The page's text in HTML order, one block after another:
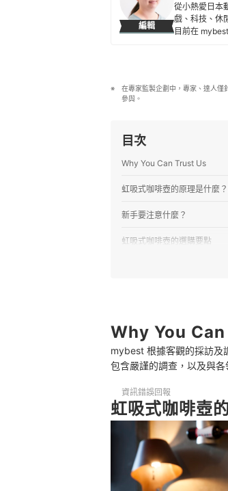
編輯
從小熱愛日本
戲、科技、休
目前在
在專家監製企劃中，專家、達人
參與。
目次
Why You Can Trust Us
虹吸式咖啡壺的原理是什麼
新手要注意什麼？
虹吸式咖啡壺的選購要點
先確認配件規格以及
4 寬壺口壺及金屬濾網
推薦十大虹吸式咖啡壺人氣
怎麼用虹吸壺煮出好喝的咖
如何清洗虹吸式咖啡壺？
可以用瓦斯爐搭配虹吸壺嗎？
Why You
mybest 根據客觀的採訪及
包含嚴謹的調查，以及與
資訊錯誤回報
虹吸式咖啡壺